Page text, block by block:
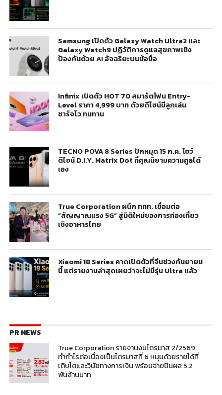
Samsung เปิดตัว Galaxy Watch Ultra2 และ
Galaxy Watch9 ปฏิวัติการดูแลสุขภาพเชิง
ป้องกันด้วย AI อัจฉริยะบนข้อมือ
Infinix เปิดตัว HOT 70 สมาร์ตโฟน Entry-
Level ราคา 4,999 บาท ด้วยดีไซน์มีลูกเล่น
ชาร์จไว ทนทาน
TECNO POVA 8 Series ปักหมุด 15 ก.ค. โชว์
ดีไซน์ D.I.Y. Matrix Dot ที่คุณนิยามความคูลได้
เอง
True Corporation ผนึก ททท. เชื่อมต่อ
“สัญญาณแรง 5G” สู่มิติใหม่ของการท่องเที่ยว
เชิงอาหารไทย
Xiaomi 18 Series คาดเปิดตัวที่จีนช่วงกันยายน
นี้ แต่รายงานล่าสุดเผยว่าจะไม่มีรุ่น Ultra แล้ว
PR NEWS
True Corporation รายงานงบไตรมาส 2/2569
ทำกำไรต่อเนื่องเป็นไตรมาสที่ 6 หนุนด้วยรายได้ที่
เติบโตและวินัยทางการเงิน พร้อมจ่ายปันผล 5.2
พันล้านบาท